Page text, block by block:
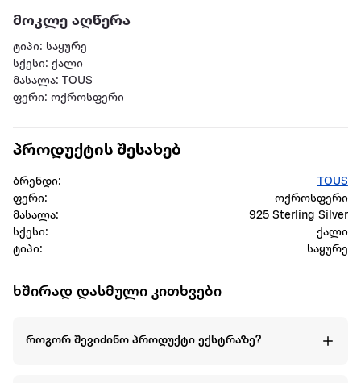
მოკლე აღწერა
ტიპი: საყურე
სქესი: ქალი
მასალა: TOUS
ფერი: ოქროსფერი
პროდუქტის შესახებ
ბრენდი:
TOUS
ფერი:
ოქროსფერი
მასალა:
925 Sterling Silver
სქესი:
ქალი
ტიპი:
საყურე
ხშირად დასმული კითხვები
როგორ შევიძინო პროდუქტი ექსტრაზე?